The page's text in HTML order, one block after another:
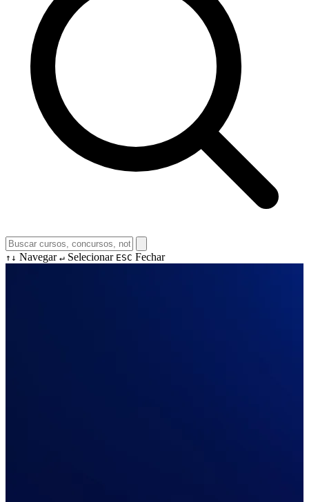
↑↓ Navegar ↵ Selecionar ESC Fechar